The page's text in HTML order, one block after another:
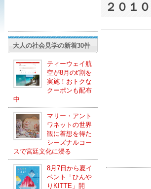
大人の社会見学の新着30件
ティーウェイ航
空が8月のt'割を
実施！おトクな
クーポンも配布
中
マリー・アント
ワネットの世界
観に着想を得た
シーズナルコー
スで宮廷文化に浸る
8月7日から夏イ
ベント「ひんや
りKITTE」開
２０１